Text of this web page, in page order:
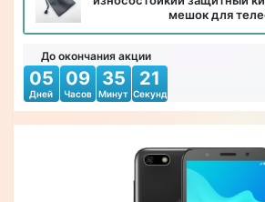
мешок для
До окончания акции
05
Дней
09
Часов
35
Минут
19
Секунд